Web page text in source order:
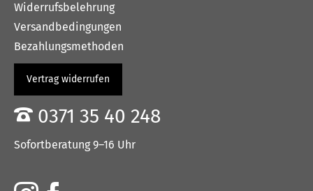
Widerrufsbelehrung
Versandbedingungen
Bezahlungsmethoden
Vertrag widerrufen
0371 35 40 248
Sofortberatung 9–16 Uhr